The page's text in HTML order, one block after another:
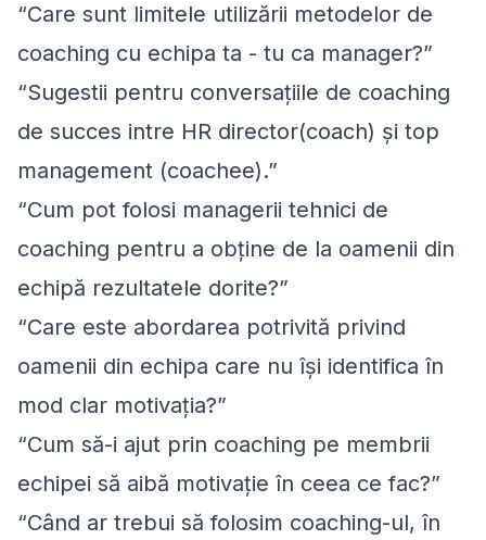
“Care sunt limitele utilizării metodelor de
coaching cu echipa ta - tu ca manager?”
“Sugestii pentru conversațiile de coaching
de succes intre HR director(coach) și top
management (coachee).”
“Cum pot folosi managerii tehnici de
coaching pentru a obține de la oamenii din
echipă rezultatele dorite?”
“Care este abordarea potrivită privind
oamenii din echipa care nu își identifica în
mod clar motivația?”
“Cum să-i ajut prin coaching pe membrii
echipei să aibă motivație în ceea ce fac?”
“Când ar trebui să folosim coaching-ul, în